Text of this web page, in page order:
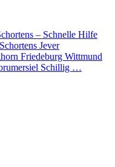
– Schnelle Hilfe
Jever
Friedeburg Wittmund
Schillig …